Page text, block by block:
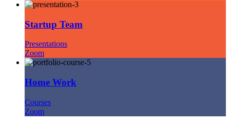
Startup Team
Presentations
Zoom
Home Work
Courses
Zoom